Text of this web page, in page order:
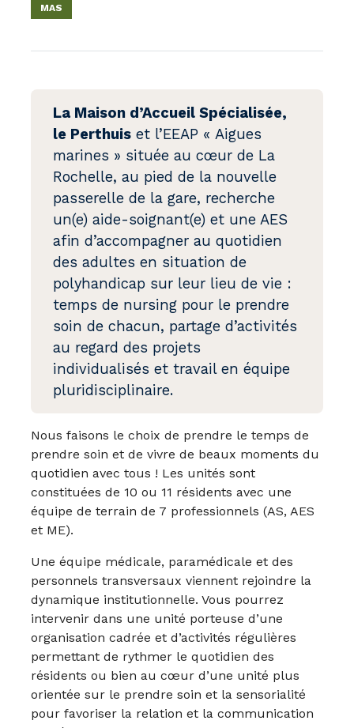
MAS
La Maison d’Accueil Spécialisée,
le Perthuis et l’EEAP « Aigues
marines » située au cœur de La
Rochelle, au pied de la nouvelle
passerelle de la gare, recherche
un(e) aide-soignant(e) et une AES
afin d’accompagner au quotidien
des adultes en situation de
polyhandicap sur leur lieu de vie :
temps de nursing pour le prendre
soin de chacun, partage d’activités
au regard des projets
individualisés et travail en équipe
pluridisciplinaire.
Nous faisons le choix de prendre le temps de
prendre soin et de vivre de beaux moments du
quotidien avec tous ! Les unités sont
constituées de 10 ou 11 résidents avec une
équipe de terrain de 7 professionnels (AS, AES
et ME).
Une équipe médicale, paramédicale et des
personnels transversaux viennent rejoindre la
dynamique institutionnelle. Vous pourrez
intervenir dans une unité porteuse d’une
organisation cadrée et d’activités régulières
permettant de rythmer le quotidien des
résidents ou bien au cœur d’une unité plus
orientée sur le prendre soin et la sensorialité
pour favoriser la relation et la communication